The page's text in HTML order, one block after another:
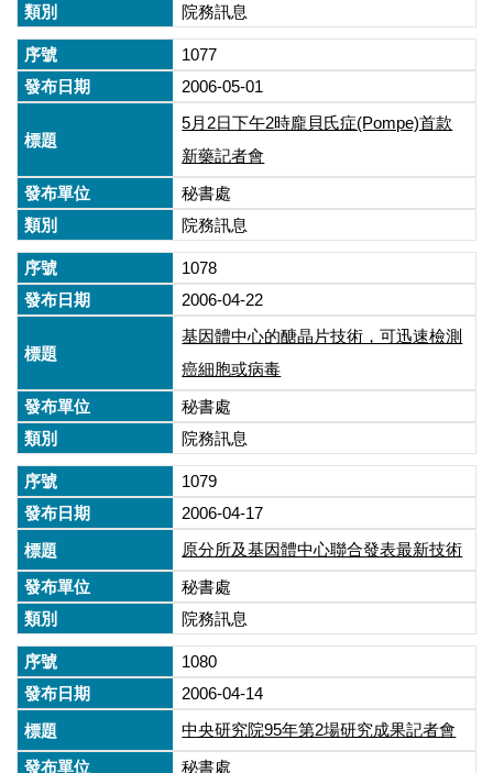
院務訊息
1077
2006-05-01
5月2日下午2時龐貝氏症(Pompe)首款
新藥記者會
秘書處
院務訊息
1078
2006-04-22
基因體中心的醣晶片技術，可迅速檢測
癌細胞或病毒
秘書處
院務訊息
1079
2006-04-17
原分所及基因體中心聯合發表最新技術
秘書處
院務訊息
1080
2006-04-14
中央研究院95年第2場研究成果記者會
秘書處